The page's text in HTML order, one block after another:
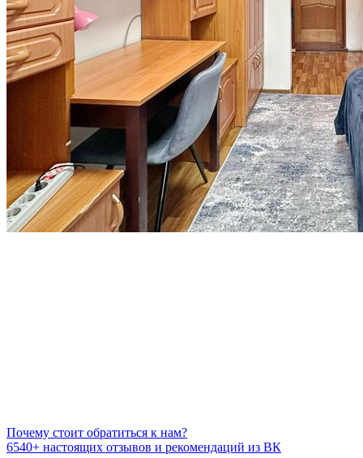
Почему стоит обратиться к нам?
6540+ настоящих отзывов и рекомендаций из ВК